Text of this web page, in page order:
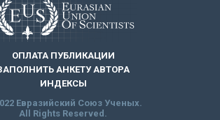
ОПЛАТА ПУБЛИКАЦИИ
АНКЕТУ АВТОРА
ИНДЕКСЫ
Евразийский Союз Ученых.
All Rights Reserved.